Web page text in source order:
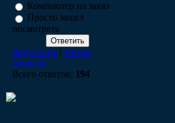
Компьютер на заказ
Просто зашел
посмотреть
Результаты | Архив
опросов
Всего ответов: 194